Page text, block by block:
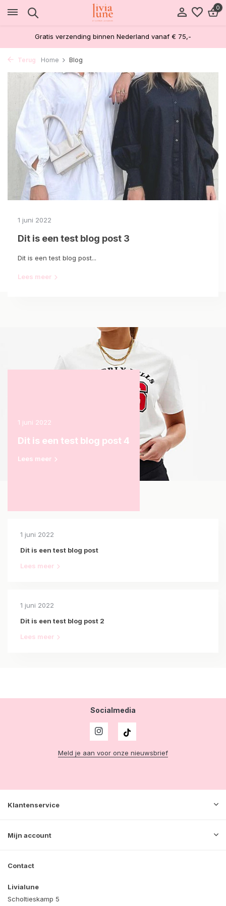
0
Gratis verzending binnen Nederland vanaf € 75,-
Terug Home Blog
1 juni 2022
Dit is een test blog post 3
Dit is een test blog post...
Lees meer
1 juni 2022
Dit is een test blog post 4
Lees meer
1 juni 2022
Dit is een test blog post
Lees meer
1 juni 2022
Dit is een test blog post 2
Lees meer
Socialmedia
Meld je aan voor onze nieuwsbrief
Klantenservice
Mijn account
Contact
Livialune
Scholtieskamp 5